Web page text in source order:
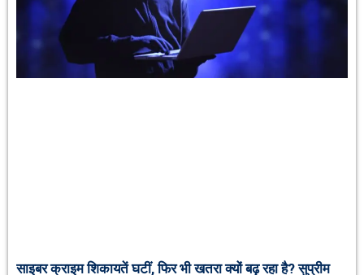
साइबर क्राइम शिकायतें घटीं, फिर भी खतरा क्यों बढ़ रहा है? सुप्रीम